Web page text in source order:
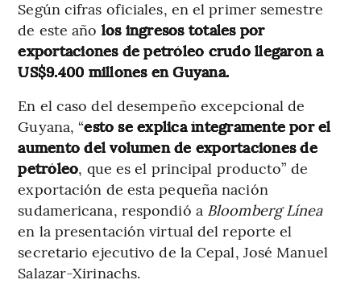
Según cifras oficiales, en el primer semestre
de este año los ingresos totales por
exportaciones de petróleo crudo llegaron a
US$9.400 millones en Guyana.
En el caso del desempeño excepcional de
Guyana, “esto se explica íntegramente por el
aumento del volumen de exportaciones de
petróleo, que es el principal producto” de
exportación de esta pequeña nación
sudamericana, respondió a Bloomberg Línea
en la presentación virtual del reporte el
secretario ejecutivo de la Cepal, José Manuel
Salazar-Xirinachs.